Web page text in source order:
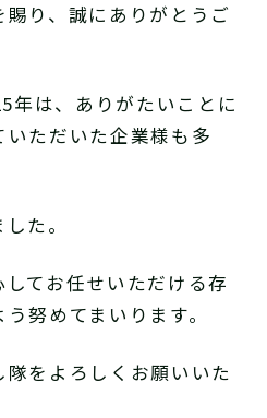
り、誠にありがとうご
年は、ありがたいことに
ただいた企業様も多
た。
てお任せいただける存
努めてまいります。
をよろしくお願いいた